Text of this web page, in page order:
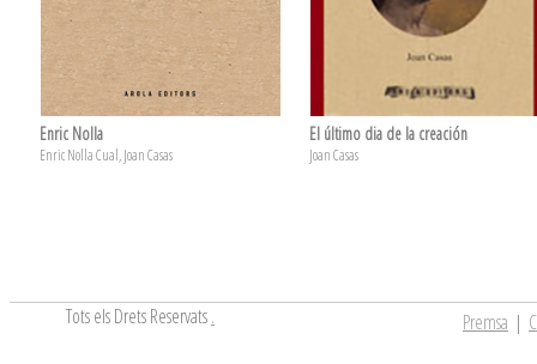
Enric Nolla
Enric Nolla Cual, Joan Casas
El último dia de la creación
Joan Casas
Tots els Drets Reservats. Premsa |